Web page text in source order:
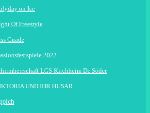
on Ice
Of Freestyle
Guade
2022
LGS-Kirchheim Dr. Söder
UND IHR HUSAR